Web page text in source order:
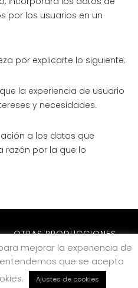
por los usuarios en un
por explicarte lo siguiente:
la experiencia de usuario
y necesidades.
a los datos que
razón por la que lo
OTRAS PRODUCCIONES
NOTICIAS
mejorar la experiencia de
que se acepta
Ajustes de cookies